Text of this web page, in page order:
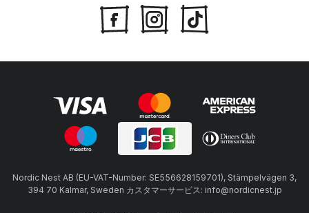
Nordic Nest AB (EU-VAT-Number: SE556628159701), Stämpelvägen 3,
394 70 Kalmar, Sweden カスタマーサービス: info@nordicnest.jp